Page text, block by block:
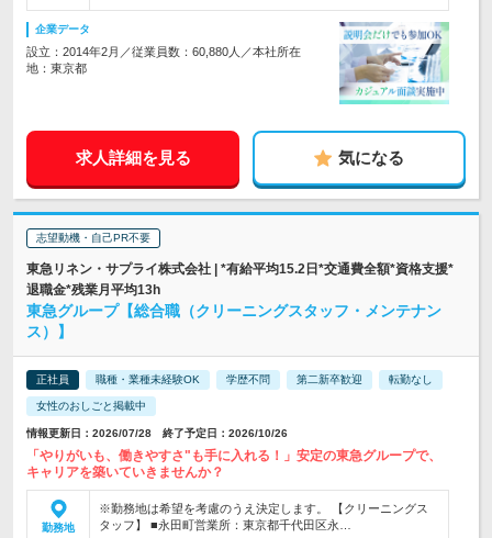
企業データ
設立：2014年2月／従業員数：60,880人／本社所在
地：東京都
求人詳細を見る 気になる
志望動機・自己PR不要
東急リネン・サプライ株式会社 | *有給平均15.2日*交通費全額*資格支援*
退職金*残業月平均13h
東急グループ【総合職（クリーニングスタッフ・メンテナン
ス）】
正社員 職種・業種未経験OK 学歴不問 第二新卒歓迎 転勤なし
女性のおしごと掲載中
情報更新日：2026/07/28 終了予定日：2026/10/26
「やりがいも、働きやすさ"も手に入れる！」安定の東急グループで、
キャリアを築いていきませんか？
勤務地
※勤務地は希望を考慮のうえ決定します。 【クリーニングス
タッフ】 ■永田町営業所：東京都千代田区永…